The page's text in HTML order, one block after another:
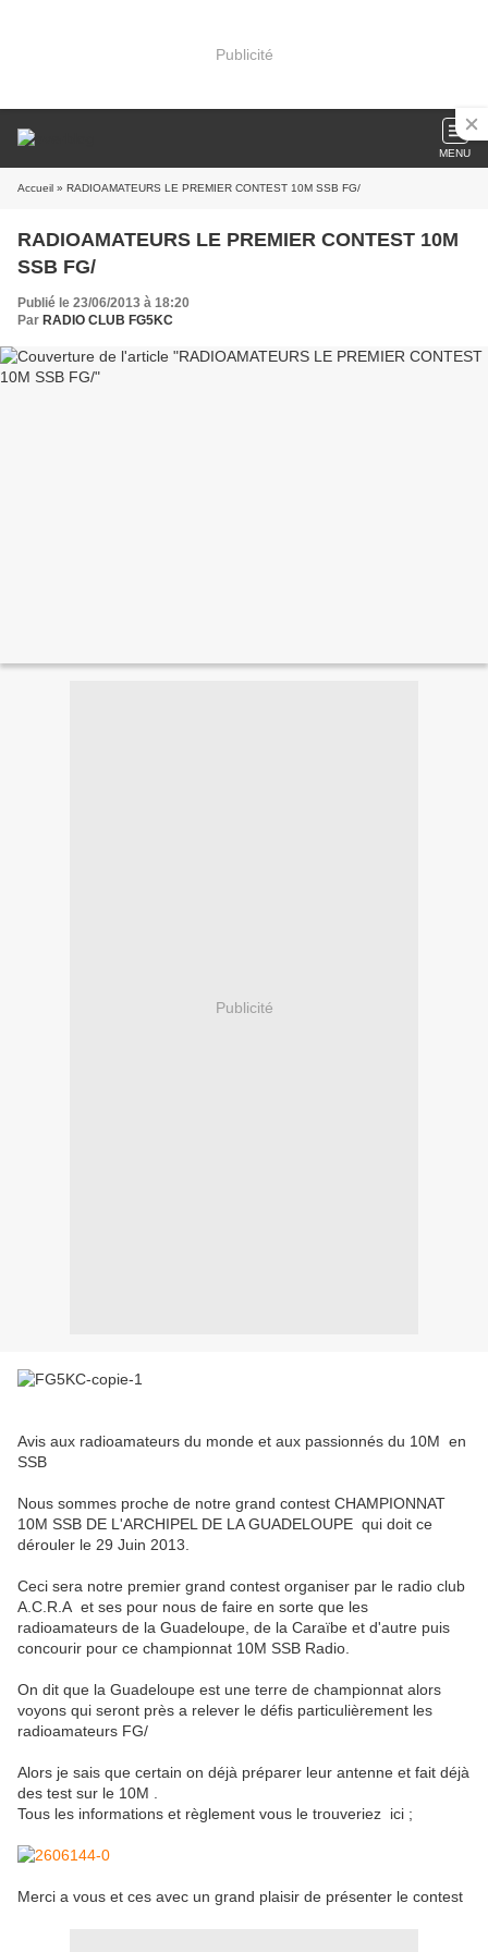
Publicité
MENU
Accueil » RADIOAMATEURS LE PREMIER CONTEST 10M SSB FG/
RADIOAMATEURS LE PREMIER CONTEST 10M
SSB FG/
Publié le 23/06/2013 à 18:20
Par RADIO CLUB FG5KC
Publicité
Avis aux radioamateurs du monde et aux passionnés du 10M en
SSB
Nous sommes proche de notre grand contest CHAMPIONNAT
10M SSB DE L'ARCHIPEL DE LA GUADELOUPE qui doit ce
dérouler le 29 Juin 2013.
Ceci sera notre premier grand contest organiser par le radio club
A.C.R.A et ses pour nous de faire en sorte que les
radioamateurs de la Guadeloupe, de la Caraïbe et d'autre puis
concourir pour ce championnat 10M SSB Radio.
On dit que la Guadeloupe est une terre de championnat alors
voyons qui seront près a relever le défis particulièrement les
radioamateurs FG/
Alors je sais que certain on déjà préparer leur antenne et fait déjà
des test sur le 10M .
Tous les informations et règlement vous le trouveriez ici ;
Merci a vous et ces avec un grand plaisir de présenter le contest